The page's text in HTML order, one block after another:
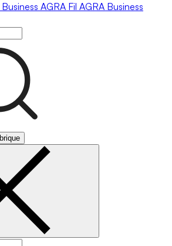
Business AGRA Fil AGRA Business